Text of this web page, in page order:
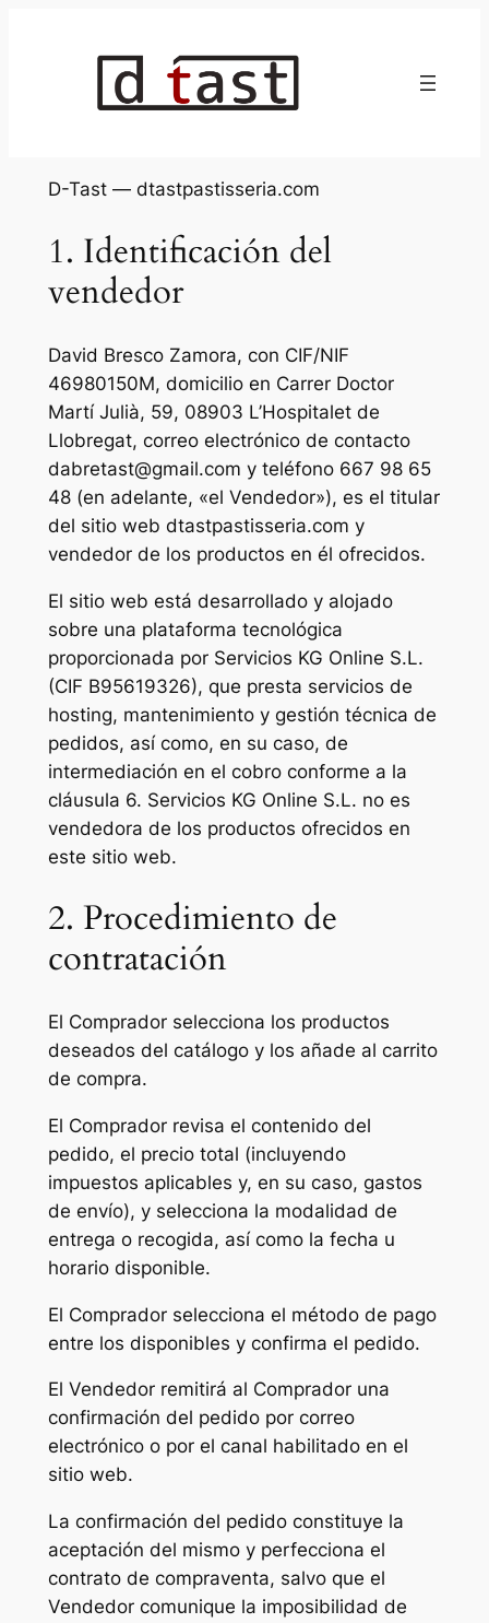
D-Tast — dtastpastisseria.com
1. Identificación del
vendedor
David Bresco Zamora, con CIF/NIF
46980150M, domicilio en Carrer Doctor
Martí Julià, 59, 08903 L’Hospitalet de
Llobregat, correo electrónico de contacto
dabretast@gmail.com y teléfono 667 98 65
48 (en adelante, «el Vendedor»), es el titular
del sitio web dtastpastisseria.com y
vendedor de los productos en él ofrecidos.
El sitio web está desarrollado y alojado
sobre una plataforma tecnológica
proporcionada por Servicios KG Online S.L.
(CIF B95619326), que presta servicios de
hosting, mantenimiento y gestión técnica de
pedidos, así como, en su caso, de
intermediación en el cobro conforme a la
cláusula 6. Servicios KG Online S.L. no es
vendedora de los productos ofrecidos en
este sitio web.
2. Procedimiento de
contratación
El Comprador selecciona los productos
deseados del catálogo y los añade al carrito
de compra.
El Comprador revisa el contenido del
pedido, el precio total (incluyendo
impuestos aplicables y, en su caso, gastos
de envío), y selecciona la modalidad de
entrega o recogida, así como la fecha u
horario disponible.
El Comprador selecciona el método de pago
entre los disponibles y confirma el pedido.
El Vendedor remitirá al Comprador una
confirmación del pedido por correo
electrónico o por el canal habilitado en el
sitio web.
La confirmación del pedido constituye la
aceptación del mismo y perfecciona el
contrato de compraventa, salvo que el
Vendedor comunique la imposibilidad de